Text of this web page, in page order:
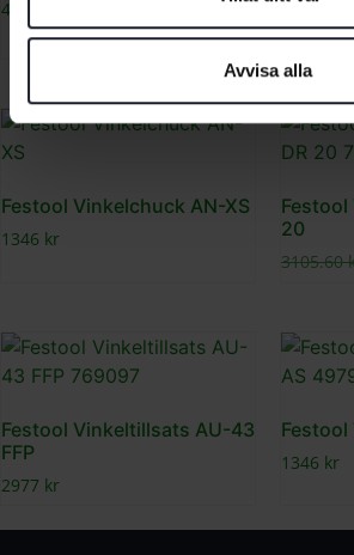
Avvisa alla
414
2331kr
Festool Vinkelchuck AN-XS
1346 kr
Festool
20
3105.60
Festool Vinkeltillsats AU-43
FFP
2977 kr
Festool
1346 kr